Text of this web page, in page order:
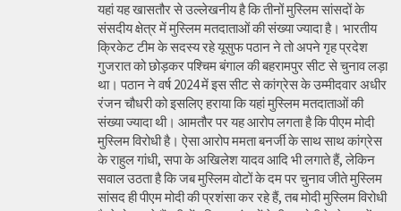
यहां यह खासतौर से उल्लेखनीय है कि तीनों मुस्लिम सांसदों के
संसदीय क्षेत्र में मुस्लिम मतदाताओं की संख्या ज्यादा है। भारतीय
क्रिकेट टीम के सदस्य रहे यूसुफ पठान ने तो अपने गृह प्रदेश
गुजरात को छोड़कर पश्चिम बंगाल की बहरामपुर सीट से चुनाव लड़ा
था। पठान ने वर्ष 2024 में इस सीट से कांग्रेस के उम्मीदवार अधीर
रंजन चौधरी को इसलिए हराया कि यहां मुस्लिम मतदाताओं की
संख्या ज्यादा थी। आमतौर पर यह आरोप लगता है कि पीएम मोदी
मुस्लिम विरोधी है। ऐसा आरोप ममता बनर्जी के साथ साथ कांग्रेस
के राहुल गांधी, सपा के अखिलेश यादव आदि भी लगाते हैं, लेकिन
सवाल उठता है कि जब मुस्लिम वोटों के दम पर चुनाव जीते मुस्लिम
सांसद ही पीएम मोदी की प्रशंसा कर रहे हैं, तब मोदी मुस्लिम विरोधी